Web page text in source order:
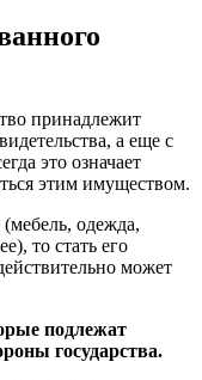
принадлежит
а еще с
это означает
этим имуществом.
одежда,
то стать его
может
подлежат
государства.